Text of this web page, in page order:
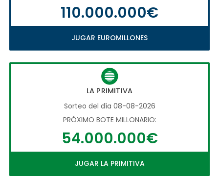
110.000.000€
JUGAR EUROMILLONES
LA PRIMITIVA
Sorteo del día 08-08-2026
PRÓXIMO BOTE MILLONARIO:
54.000.000€
JUGAR LA PRIMITIVA